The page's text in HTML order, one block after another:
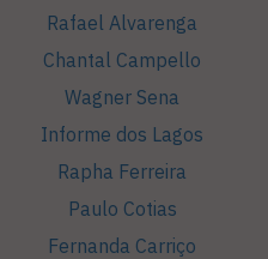
Rafael Alvarenga
Chantal Campello
Wagner Sena
Informe dos Lagos
Rapha Ferreira
Paulo Cotias
Fernanda Carriço